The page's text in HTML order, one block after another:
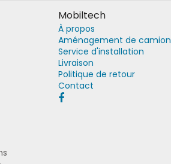
Mobiltech
À propos
Aménagement de camion
Service d'installation
Livraison
Politique de retour
Contact